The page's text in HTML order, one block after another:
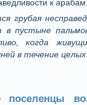
к
грубая
пустыне
когда
в течение
поселенцы